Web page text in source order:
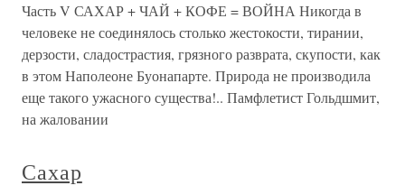
Часть V САХАР + ЧАЙ + КОФЕ = ВОЙНА Никогда в
человеке не соединялось столько жестокости, тирании,
дерзости, сладострастия, грязного разврата, скупости, как
в этом Наполеоне Буонапарте. Природа не производила
еще такого ужасного существа!.. Памфлетист Гольдшмит,
на жаловании
Сахар